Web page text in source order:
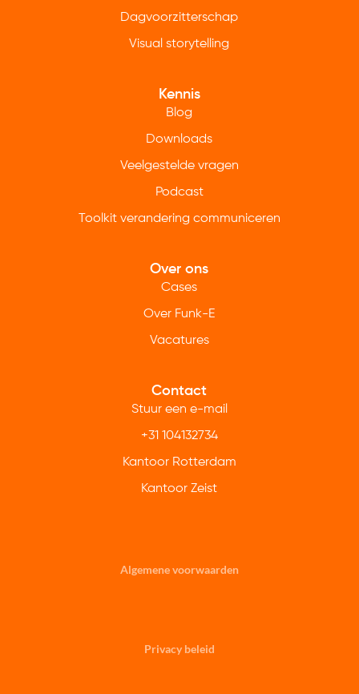
Dagvoorzitterschap
Visual storytelling
Kennis
Blog
Downloads
Veelgestelde vragen
Podcast
Toolkit verandering communiceren
Over ons
Cases
Over Funk-E
Vacatures
Contact
Stuur een e-mail
+31 104132734
Kantoor Rotterdam
Kantoor Zeist
Algemene voorwaarden
Privacy beleid